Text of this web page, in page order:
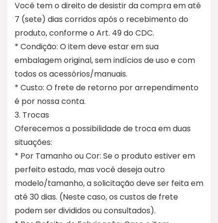
Você tem o direito de desistir da compra em até
7 (sete) dias corridos após o recebimento do
produto, conforme o Art. 49 do CDC.
* Condição: O item deve estar em sua
embalagem original, sem indícios de uso e com
todos os acessórios/manuais.
* Custo: O frete de retorno por arrependimento
é por nossa conta.
3. Trocas
Oferecemos a possibilidade de troca em duas
situações:
* Por Tamanho ou Cor: Se o produto estiver em
perfeito estado, mas você deseja outro
modelo/tamanho, a solicitação deve ser feita em
até 30 dias. (Neste caso, os custos de frete
podem ser divididos ou consultados).